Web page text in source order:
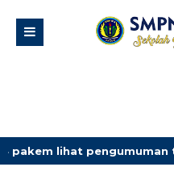
terbaru